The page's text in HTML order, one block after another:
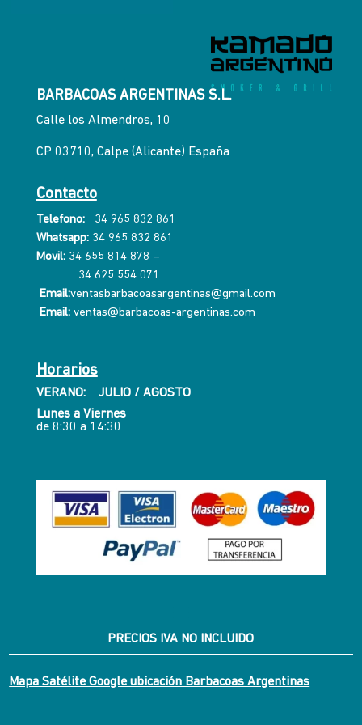
BARBACOAS ARGENTINAS S.L.
Calle los Almendros, 10
CP 03710, Calpe (Alicante) España
Contacto
Telefono:
34 965 832 861
Whatsapp:34 965 832 861
Movil: 34 655 814 878 –
34 625 554 071
Email:ventasbarbacoasargentinas@gmail.com
Email: ventas@barbacoas-argentinas.com
Horarios
VERANO: JULIO / AGOSTO
Lunes a Viernes
de 8:30 a 14:30
PRECIOS IVA NO INCLUIDO
Mapa Satélite Google ubicación Barbacoas Argentinas